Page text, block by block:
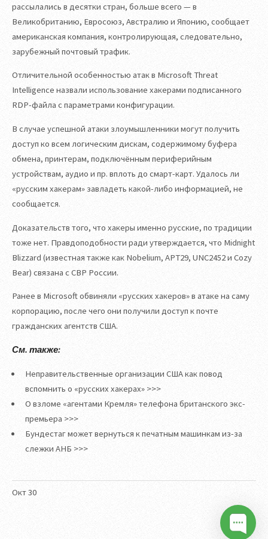
Окт30
рассылались в десятки стран, больше всего — в
Великобританию, Евросоюз, Австралию и Японию, сообщает
американская компания, контролирующая, следовательно,
зарубежный почтовый трафик.
Отличительной особенностью атак в Microsoft Threat
Intelligence назвали использование хакерами подписанного
RDP-файла с параметрами конфигурации.
В случае успешной атаки злоумышленники могут получить
доступ ко всем логическим дискам, содержимому буфера
обмена, принтерам, подключённым периферийным
устройствам, аудио и пр. вплоть до смарт-карт. Удалось ли
«русским хакерам» завладеть какой-либо информацией, не
сообщается.
Доказательств того, что хакеры именно русские, по традиции
тоже нет. Правдоподобности ради утверждается, что Midnight
Blizzard (известная также как Nobelium, APT29, UNC2452 и Cozy
Bear) связана с СВР России.
Ранее в Microsoft обвиняли «русских хакеров» в атаке на саму
корпорацию, после чего они получили доступ к почте
гражданских агентств США.
См. также:
Неправительственные организации США как повод
вспомнить о «русских хакерах» >>>
О взломе «агентами Кремля» телефона британского экс-
премьера >>>
Бундестаг может вернуться к печатным машинкам из-за
слежки АНБ >>>